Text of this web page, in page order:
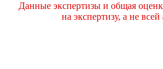
Данные экспертизы и общая
на экспертизу, а не